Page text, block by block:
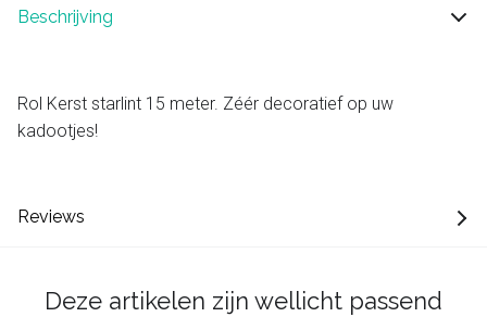
Beschrijving
Rol Kerst starlint 15 meter. Zéér decoratief op uw
kadootjes!
Reviews
Deze artikelen zijn wellicht passend